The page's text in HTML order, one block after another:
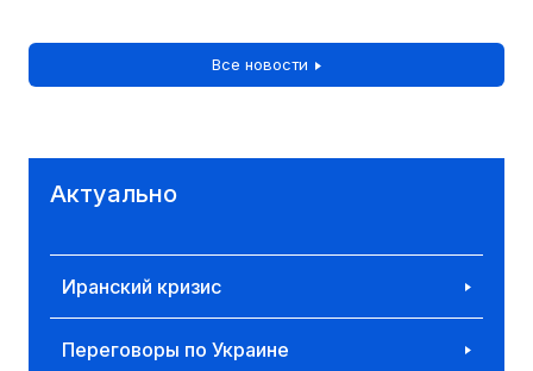
Все новости
Актуально
Иранский кризис
Переговоры по Украине